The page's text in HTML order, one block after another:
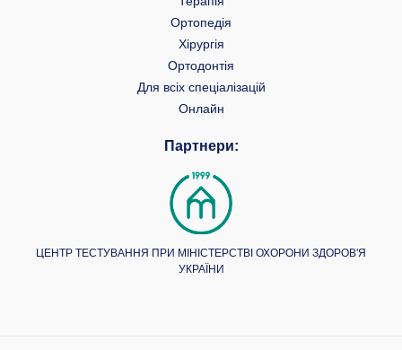
Ортопедія
Хірургія
Ортодонтія
Для всіх спеціалізацій
Онлайн
Партнери:
ЦЕНТР ТЕСТУВАННЯ ПРИ МІНІСТЕРСТВІ ОХОРОНИ ЗДОРОВ'Я
УКРАЇНИ